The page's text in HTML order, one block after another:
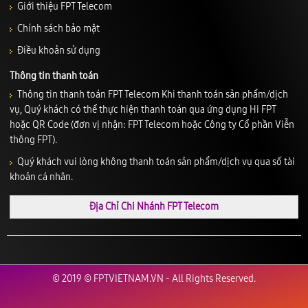
Giới thiệu FPT Telecom
Chính sách bảo mật
Điều khoản sử dụng
Thông tin thanh toán
Thông tin thanh toán FPT Telecom Khi thanh toán sản phẩm/dịch
vụ, Quý khách có thể thực hiện thanh toán qua ứng dụng Hi FPT
hoặc QR Code (đơn vị nhận: FPT Telecom hoặc Công ty Cổ phần Viễn
thông FPT).
Quý khách vui lòng không thanh toán sản phẩm/dịch vụ qua số tài
khoản cá nhân.
Địa Chỉ Chi Nhánh FPT Telecom
© 2019 © FPTVIETNAM.VN - All Rights Reserved.